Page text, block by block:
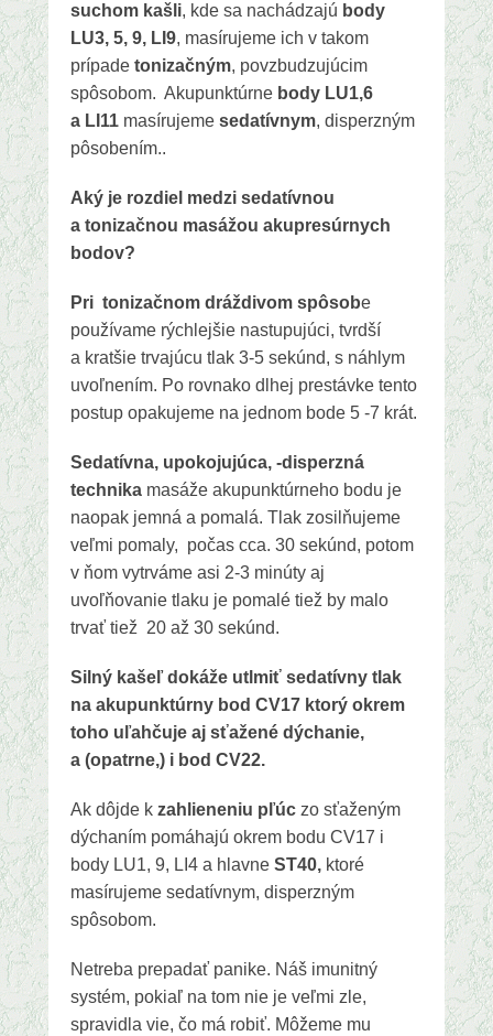
suchom kašli, kde sa nachádzajú body
LU3, 5, 9, LI9, masírujeme ich v takom
prípade tonizačným, povzbudzujúcim
spôsobom. Akupunktúrne body LU1,6
a LI11 masírujeme sedatívnym, disperzným
pôsobením..
Aký je rozdiel medzi sedatívnou
a tonizačnou masážou akupresúrnych
bodov?
Pri tonizačnom dráždivom spôsobe
používame rýchlejšie nastupujúci, tvrdší
a kratšie trvajúcu tlak 3-5 sekúnd, s náhlym
uvoľnením. Po rovnako dlhej prestávke tento
postup opakujeme na jednom bode 5 -7 krát.
Sedatívna, upokojujúca, -disperzná
technika masáže akupunktúrneho bodu je
naopak jemná a pomalá. Tlak zosilňujeme
veľmi pomaly, počas cca. 30 sekúnd, potom
v ňom vytrváme asi 2-3 minúty aj
uvoľňovanie tlaku je pomalé tiež by malo
trvať tiež 20 až 30 sekúnd.
Silný kašeľ dokáže utlmiť sedatívny tlak
na akupunktúrny bod CV17 ktorý okrem
toho uľahčuje aj sťažené dýchanie,
a (opatrne,) i bod CV22.
Ak dôjde k zahlieneniu pľúc zo sťaženým
dýchaním pomáhajú okrem bodu CV17 i
body LU1, 9, LI4 a hlavne ST40, ktoré
masírujeme sedatívnym, disperzným
spôsobom.
Netreba prepadať panike. Náš imunitný
systém, pokiaľ na tom nie je veľmi zle,
spravidla vie, čo má robiť. Môžeme mu